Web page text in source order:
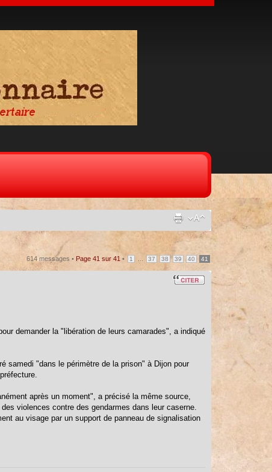
614 messages • Page41 sur41 • 1 37 38 39 40 41
demander la "libération de leurs camarades", a indiqué
samedi "dans le périmètre de la prison" à Dijon pour
après un moment", a précisé la même source,
violences contre des gendarmes dans leur caserne.
au visage par un support de panneau de signalisation